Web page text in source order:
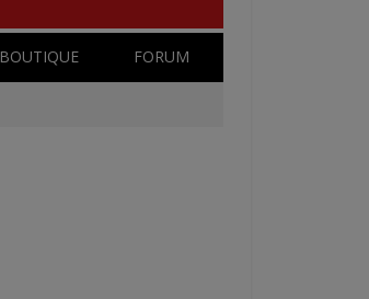
BOUTIQUE FORUM